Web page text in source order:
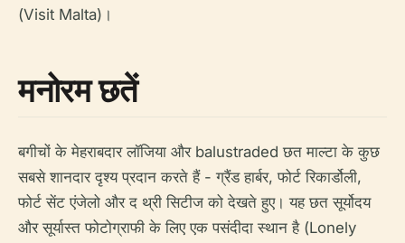
(Visit Malta)।
मनोरम छतें
बगीचों के मेहराबदार लॉजिया और balustraded छत माल्टा के कुछ
सबसे शानदार दृश्य प्रदान करते हैं - ग्रैंड हार्बर, फोर्ट रिकार्डोली,
फोर्ट सेंट एंजेलो और द थ्री सिटीज को देखते हुए। यह छत सूर्योदय
और सूर्यास्त फोटोग्राफी के लिए एक पसंदीदा स्थान है (Lonely